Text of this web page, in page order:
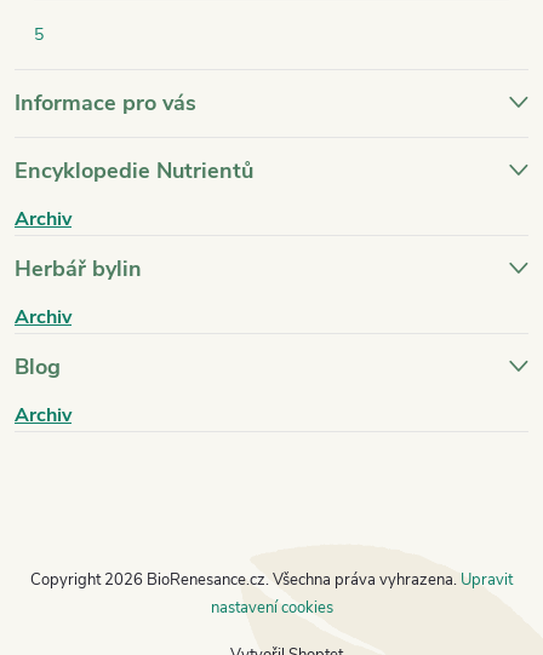
5
Informace pro vás
Encyklopedie Nutrientů
Archiv
Herbář bylin
Archiv
Blog
Archiv
Copyright 2026 BioRenesance.cz. Všechna práva vyhrazena. Upravit
nastavení cookies